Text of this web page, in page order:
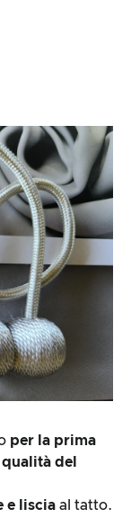
per la prima
qualità del
e liscia al tatto.